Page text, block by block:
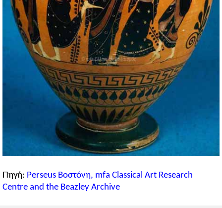
Πηγή: Perseus Βοστόνη, mfa Classical Art Research
Centre and the Beazley Archive